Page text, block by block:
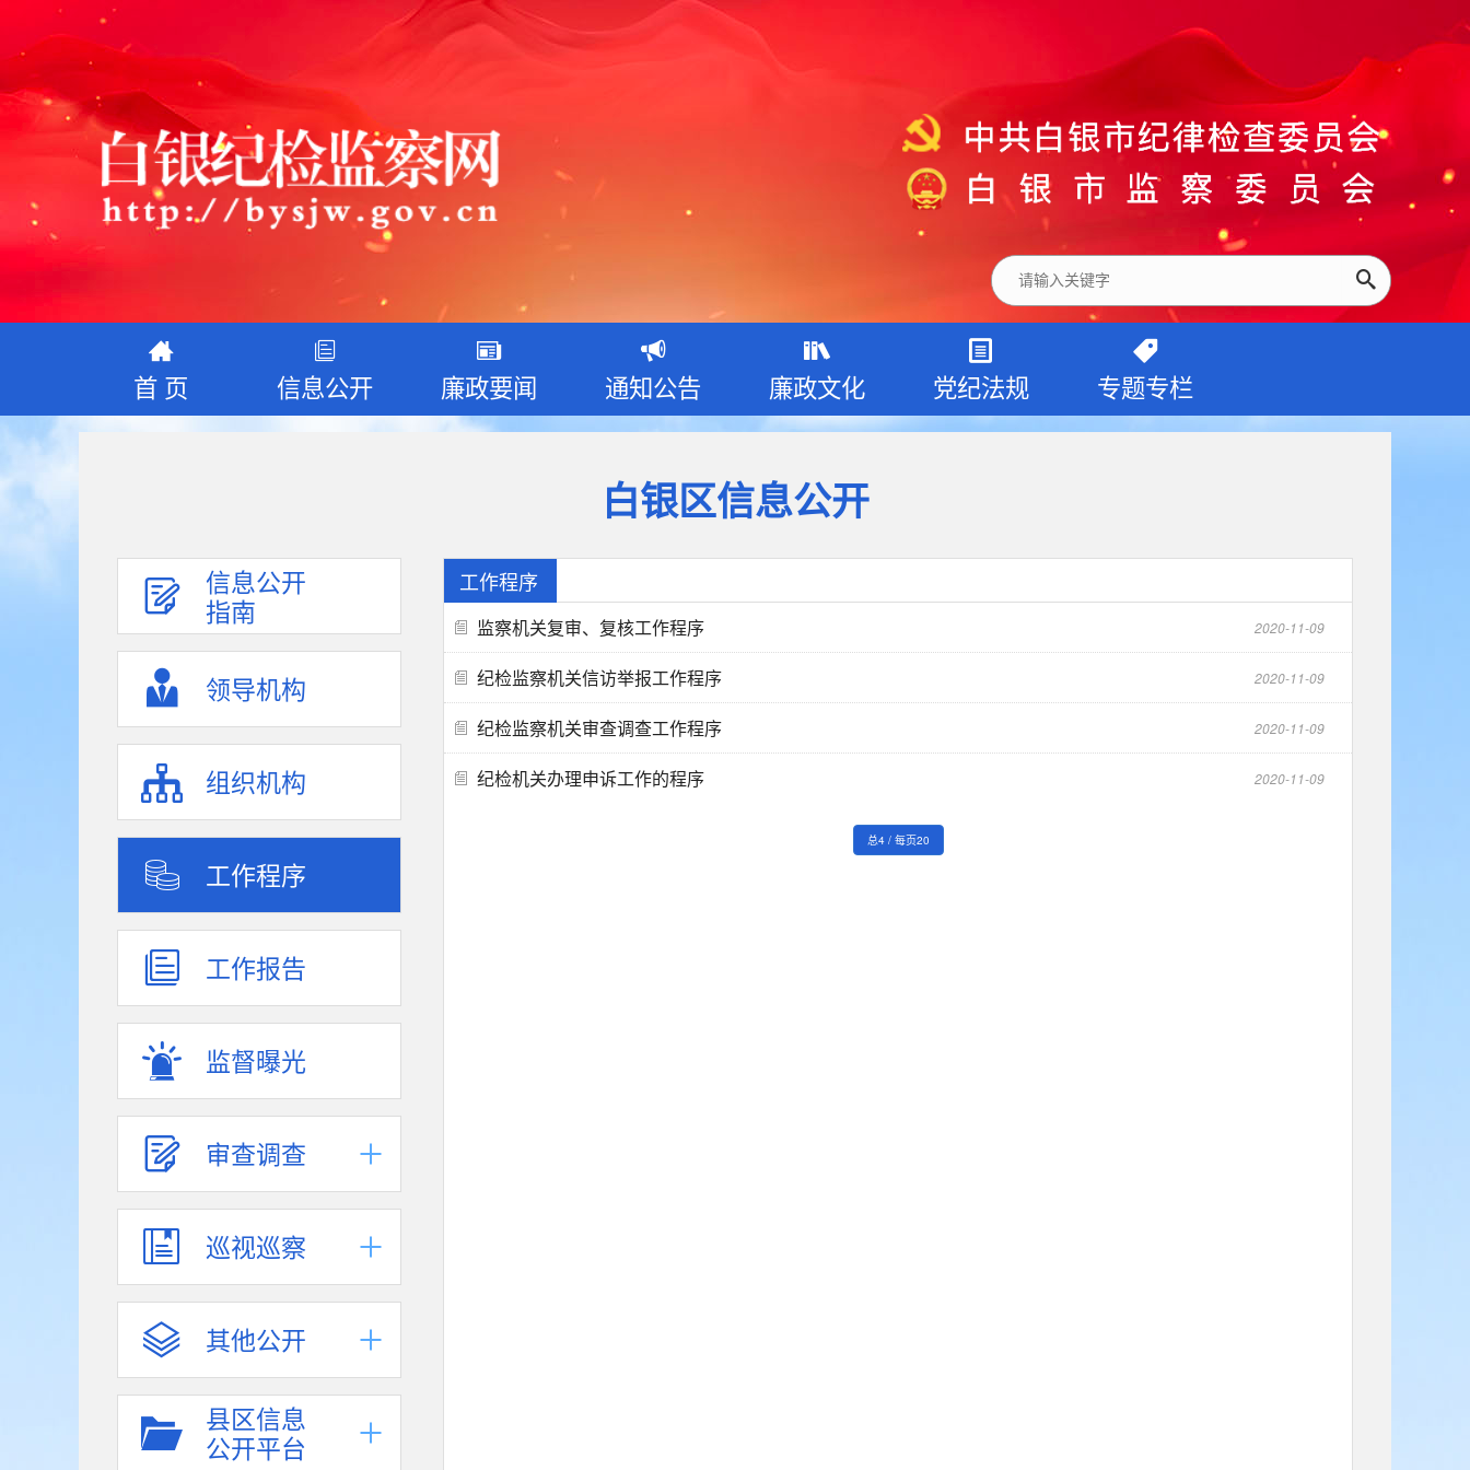
首 页 信息公开 廉政要闻 通知公告 廉政文化 党纪法规 专题专栏
白银区信息公开
信息公开
指南
领导机构
组织机构
工作程序
工作报告
监督曝光
审查调查
巡视巡察
其他公开
县区信息
公开平台
工作程序
2020-11-09
监察机关复审、复核工作程序
2020-11-09
纪检监察机关信访举报工作程序
2020-11-09
纪检监察机关审查调查工作程序
2020-11-09
纪检机关办理申诉工作的程序
总4 / 每页20